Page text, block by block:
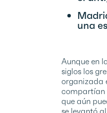
una
Aunque en
siglos los
organizada
compartían
que aún
se levantó